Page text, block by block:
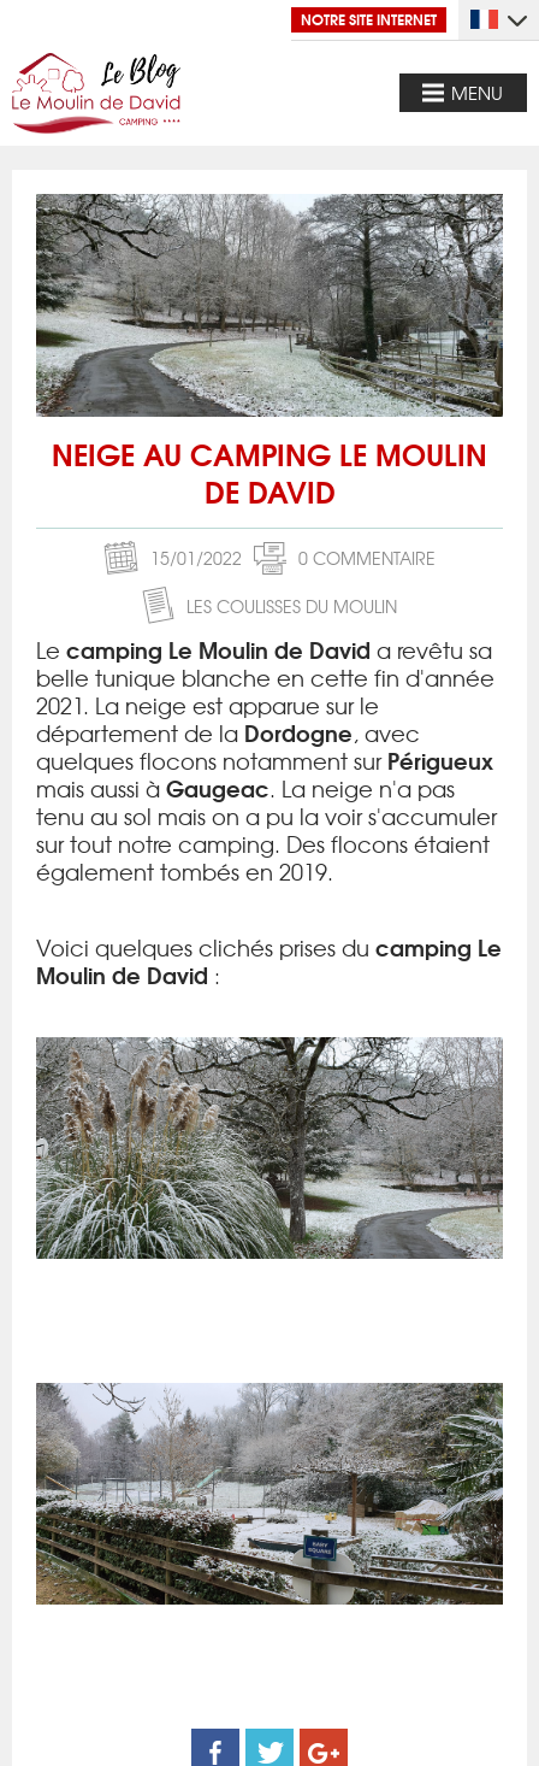
NOTRE SITE INTERNET
MENU
NEIGE AU CAMPING LE MOULIN
DE DAVID
15/01/2022
0 COMMENTAIRE
LES COULISSES DU MOULIN
Le camping Le Moulin de David a revêtu sa
belle tunique blanche en cette fin d'année
2021. La neige est apparue sur le
département de la Dordogne,avec
quelques flocons notamment surPérigueux
mais aussi àGaugeac. La neige n'a pas
tenu au sol mais on a pu la voir s'accumuler
sur tout notre camping. Des flocons étaient
également tombés en 2019.
Voici quelques clichés prises du camping Le
Moulin de David :